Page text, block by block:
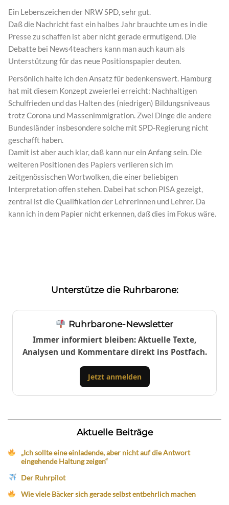
Ein Lebenszeichen der NRW SPD, sehr gut.
Daß die Nachricht fast ein halbes Jahr brauchte um es in die
Presse zu schaffen ist aber nicht gerade ermutigend. Die
Debatte bei News4teachers kann man auch kaum als
Unterstützung für das neue Positionspapier deuten.
Persönlich halte ich den Ansatz für bedenkenswert. Hamburg
hat mit diesem Konzept zweierlei erreicht: Nachhaltigen
Schulfrieden und das Halten des (niedrigen) Bildungsniveaus
trotz Corona und Massenimmigration. Zwei Dinge die andere
Bundesländer insbesondere solche mit SPD-Regierung nicht
geschafft haben.
Damit ist aber auch klar, daß kann nur ein Anfang sein. Die
weiteren Positionen des Papiers verlieren sich im
zeitgenössischen Wortwolken, die einer beliebigen
Interpretation offen stehen. Dabei hat schon PISA gezeigt,
zentral ist die Qualifikation der Lehrerinnen und Lehrer. Da
kann ich in dem Papier nicht erkennen, daß dies im Fokus wäre.
Unterstütze die Ruhrbarone:
Ruhrbarone-Newsletter
Immer informiert bleiben: Aktuelle Texte,
Analysen und Kommentare direkt ins Postfach.
Jetzt anmelden
Aktuelle Beiträge
„Ich sollte eine einladende, aber nicht auf die Antwort
eingehende Haltung zeigen“
Der Ruhrpilot
Wie viele Bäcker sich gerade selbst entbehrlich machen